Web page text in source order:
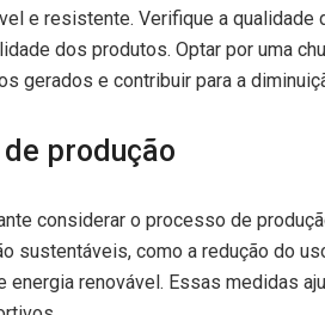
e resistente. Verifique a
dos produtos. Optar por uma
gerados e contribuir para a
produção
considerar o processo de
sustentáveis, como a redução do
renovável. Essas medidas